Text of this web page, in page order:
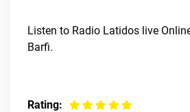
Listen to Radio Latidos live
Barfi.
Rating: